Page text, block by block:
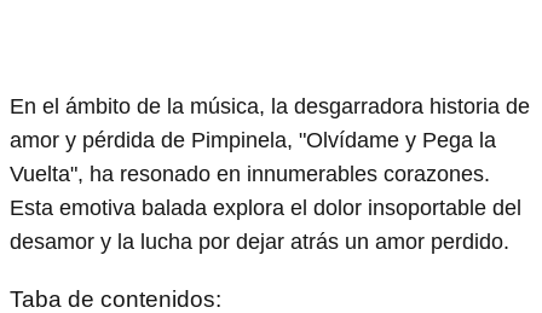
En el ámbito de la música, la desgarradora historia de
amor y pérdida de Pimpinela, "Olvídame y Pega la
Vuelta", ha resonado en innumerables corazones.
Esta emotiva balada explora el dolor insoportable del
desamor y la lucha por dejar atrás un amor perdido.
Taba de contenidos: